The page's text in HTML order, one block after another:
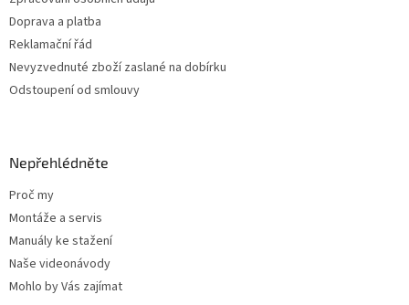
Doprava a platba
Reklamační řád
Nevyzvednuté zboží zaslané na dobírku
Odstoupení od smlouvy
Nepřehlédněte
Proč my
Montáže a servis
Manuály ke stažení
Naše videonávody
Mohlo by Vás zajímat